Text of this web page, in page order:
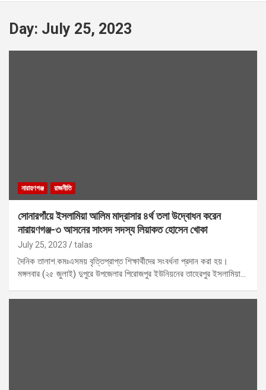
Day: July 25, 2023
নারায়ণগঞ্জ রাজনীতি
সোনারগাঁয়ে ইসলামিয়া আলিম মাদ্রাসার ৪র্থ তলা উদ্বোধন করেন
নারায়ণগঞ্জ-৩ আসনের সাংসদ সদস্য লিয়াকত হোসেন খোকা
July 25, 2023 talas
দৈনিক তালাশ.কমঃএসময় বৃত্তিপ্রাপ্ত শিক্ষার্থীদের সংবর্ধনা প্রদান করা হয়।
মঙ্গলবার (২৫ জুলাই) দুপুরে উপজেলার পিরোজপুর ইউনিয়নের তাহেরপুর ইসলামিয়া…